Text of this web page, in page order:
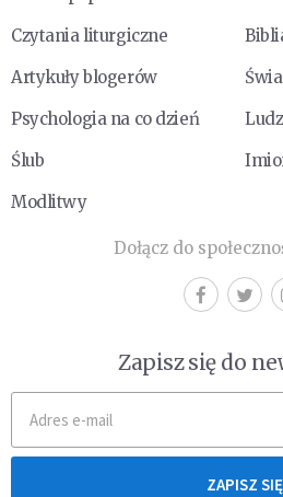
Czytania liturgiczne
Artykuły blogerów
Psychologia na co dzień
Ślub
Modlitwy
Dołącz do
Zapisz się do
ZAPISZ SIĘ